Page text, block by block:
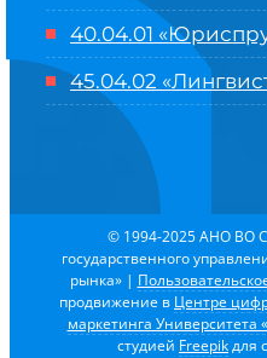
40.04.01
45.04.02
© 1994-2025 АНО ВО
государственного
рынка» |
продвижение в Центре
маркетинга Университета
студией Freepikдля